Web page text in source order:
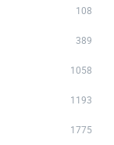
108
389
1058
1193
1775